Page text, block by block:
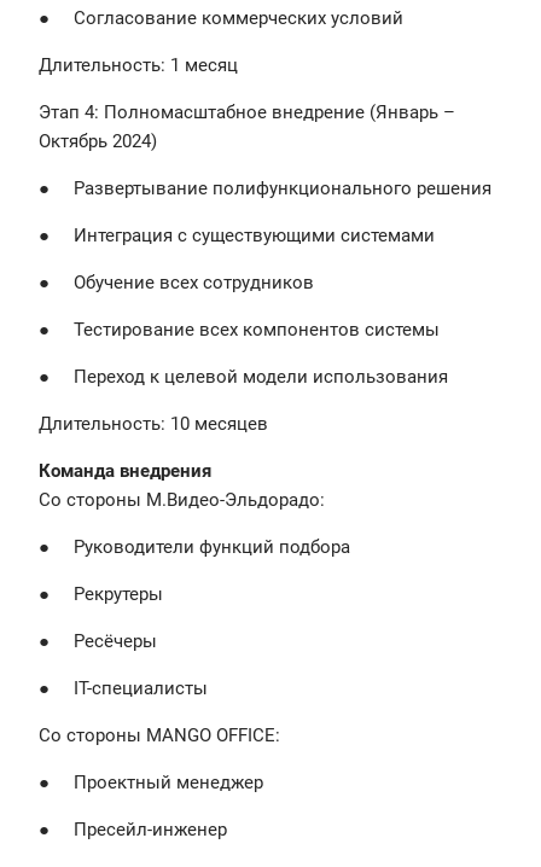
● Согласование коммерческих условий
Длительность: 1 месяц
Этап 4: Полномасштабное внедрение (Январь –
Октябрь 2024)
● Развертывание полифункционального решения
● Интеграция с существующими системами
● Обучение всех сотрудников
● Тестирование всех компонентов системы
● Переход к целевой модели использования
Длительность: 10 месяцев
Команда внедрения
Со стороны М.Видео-Эльдорадо:
● Руководители функций подбора
● Рекрутеры
● Ресёчеры
● IT-специалисты
Со стороны MANGO OFFICE:
● Проектный менеджер
● Пресейл-инженер